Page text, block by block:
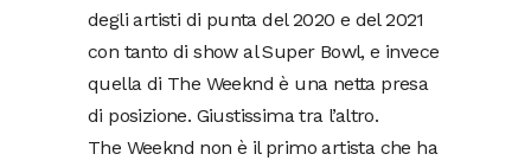
degli artisti di punta del 2020 e del 2021
con tanto di show al Super Bowl, e invece
quella di The Weeknd è una netta presa
di posizione. Giustissima tra l’altro.
The Weeknd non è il primo artista che ha